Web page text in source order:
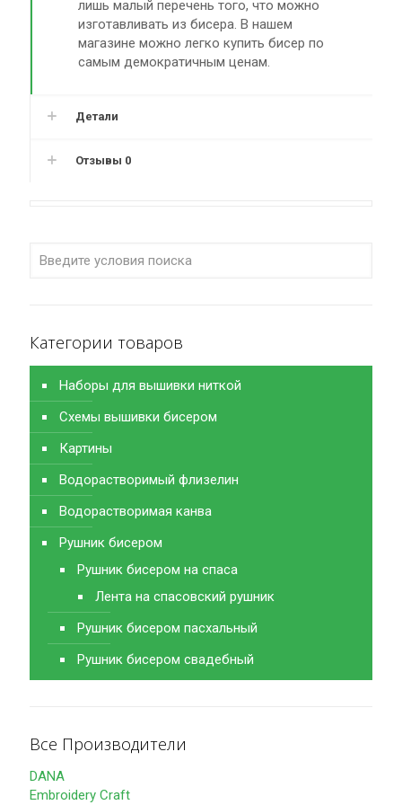
лишь малый перечень того, что можно
изготавливать из бисера. В нашем
магазине можно легко купить бисер по
самым демократичным ценам.
Детали
Отзывы 0
Категории товаров
Наборы для вышивки ниткой
Схемы вышивки бисером
Картины
Водорастворимый флизелин
Водорастворимая канва
Рушник бисером
Рушник бисером на спаса
Лента на спасовский рушник
Рушник бисером пасхальный
Рушник бисером свадебный
Все Производители
DANA
Embroidery Craft